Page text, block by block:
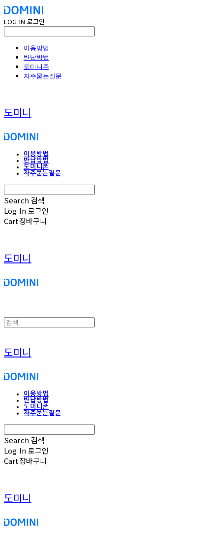
LOG IN 로그인
이용방법
반납방법
도미니존
자주묻는질문
도미니
이용방법
반납방법
도미니존
자주묻는질문
Search 검색
Log In로그인
Cart장바구니
도미니
도미니
이용방법
반납방법
도미니존
자주묻는질문
Search 검색
Log In로그인
Cart장바구니
도미니